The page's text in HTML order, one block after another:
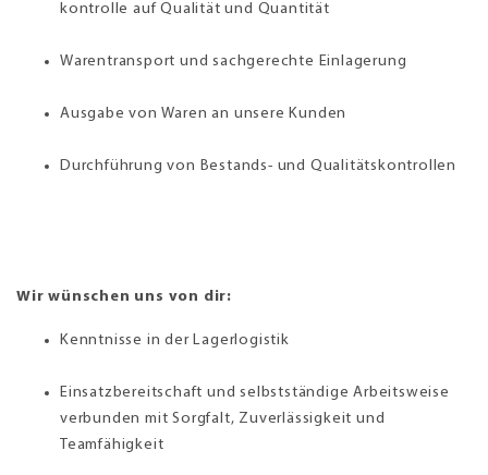
kon­trolle auf Qualität und Quantität
Warentransport und sachgerechte Einlagerung
Aus­gabe von Waren an unsere Kunden
Durch­führung von Bestands- und Qualitäts­kontrollen
Wir wünschen uns von dir:
Kenntnisse in der Lager­lo­gistik
Einsatzbereitschaft und selbst­stän­dige Arbeitsweise
verbunden mit Sorgfalt, Zuver­lässigkeit und
Teamfähigkeit